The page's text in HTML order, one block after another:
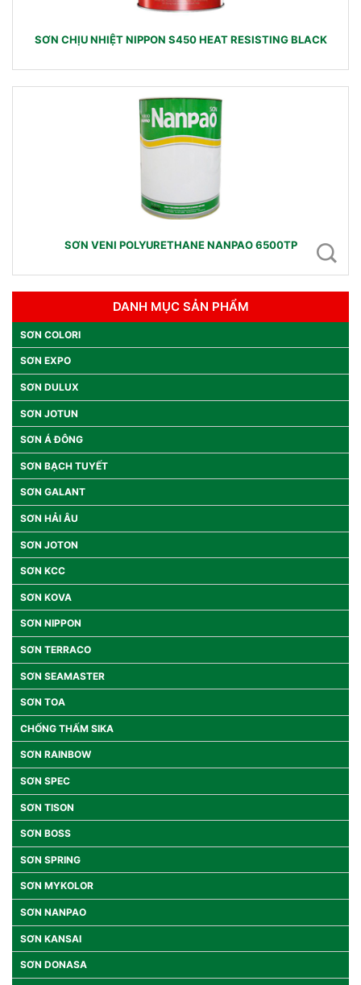
SƠN CHỊU NHIỆT NIPPON S450 HEAT RESISTING BLACK
SƠN VENI POLYURETHANE NANPAO 6500TP
DANH MỤC SẢN PHẨM
SƠN COLORI
SƠN EXPO
SƠN DULUX
SƠN JOTUN
SƠN Á ĐÔNG
SƠN BẠCH TUYẾT
SƠN GALANT
SƠN HẢI ÂU
SƠN JOTON
SƠN KCC
SƠN KOVA
SƠN NIPPON
SƠN TERRACO
SƠN SEAMASTER
SƠN TOA
CHỐNG THẤM SIKA
SƠN RAINBOW
SƠN SPEC
SƠN TISON
SƠN BOSS
SƠN SPRING
SƠN MYKOLOR
SƠN NANPAO
SƠN KANSAI
SƠN DONASA